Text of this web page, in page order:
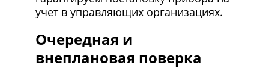
учет в управляющих организациях.
Очередная и
внеплановая поверка